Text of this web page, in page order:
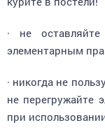
элементарным
не перегружайте
при